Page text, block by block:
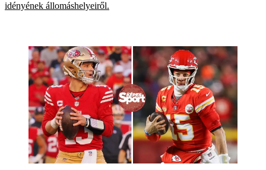
idényének állomáshelyeiről.